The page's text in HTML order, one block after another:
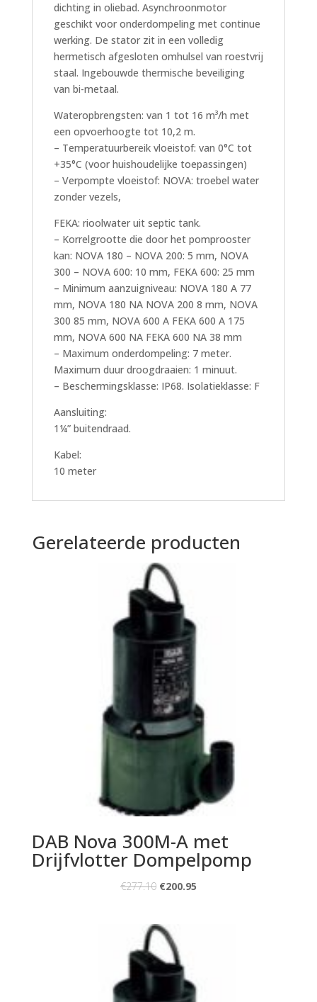
dichting in oliebad. Asynchroonmotor
geschikt voor onderdompeling met continue
werking. De stator zit in een volledig
hermetisch afgesloten omhulsel van roestvrij
staal. Ingebouwde thermische beveiliging
van bi-metaal.
Wateropbrengsten: van 1 tot 16 m³/h met
een opvoerhoogte tot 10,2 m.
– Temperatuurbereik vloeistof: van 0°C tot
+35°C (voor huishoudelijke toepassingen)
– Verpompte vloeistof: NOVA: troebel water
zonder vezels,
FEKA: rioolwater uit septic tank.
– Korrelgrootte die door het pomprooster
kan: NOVA 180 – NOVA 200: 5 mm, NOVA
300 – NOVA 600: 10 mm, FEKA 600: 25 mm
– Minimum aanzuigniveau: NOVA 180 A 77
mm, NOVA 180 NA NOVA 200 8 mm, NOVA
300 85 mm, NOVA 600 A FEKA 600 A 175
mm, NOVA 600 NA FEKA 600 NA 38 mm
– Maximum onderdompeling: 7 meter.
Maximum duur droogdraaien: 1 minuut.
– Beschermingsklasse: IP68. Isolatieklasse: F
Aansluiting:
1¼” buitendraad.
Kabel:
10 meter
Gerelateerde producten
DAB Nova 300M-A met
Drijfvlotter Dompelpomp
€277.10 €200.95